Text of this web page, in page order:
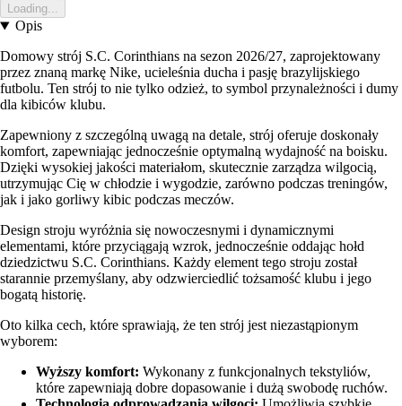
Loading...
Opis
Domowy strój S.C. Corinthians na sezon 2026/27, zaprojektowany
przez znaną markę Nike, ucieleśnia ducha i pasję brazylijskiego
futbolu. Ten strój to nie tylko odzież, to symbol przynależności i dumy
dla kibiców klubu.
Zapewniony z szczególną uwagą na detale, strój oferuje doskonały
komfort, zapewniając jednocześnie optymalną wydajność na boisku.
Dzięki wysokiej jakości materiałom, skutecznie zarządza wilgocią,
utrzymując Cię w chłodzie i wygodzie, zarówno podczas treningów,
jak i jako gorliwy kibic podczas meczów.
Design stroju wyróżnia się nowoczesnymi i dynamicznymi
elementami, które przyciągają wzrok, jednocześnie oddając hołd
dziedzictwu S.C. Corinthians. Każdy element tego stroju został
starannie przemyślany, aby odzwierciedlić tożsamość klubu i jego
bogatą historię.
Oto kilka cech, które sprawiają, że ten strój jest niezastąpionym
wyborem:
Wyższy komfort: Wykonany z funkcjonalnych tekstyliów,
które zapewniają dobre dopasowanie i dużą swobodę ruchów.